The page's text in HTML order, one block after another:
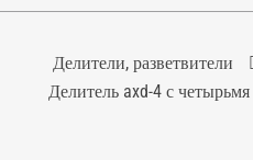
Делители, разветвители
Делитель axd-4 с